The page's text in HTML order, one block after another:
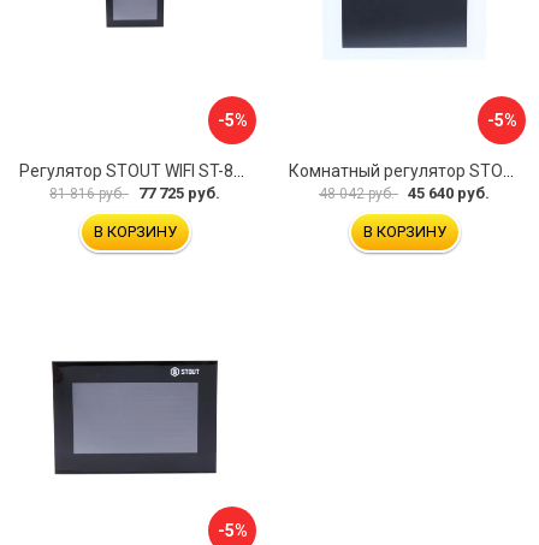
-5%
81 816 руб. 77 725 руб.
В КОРЗИНУ
-5%
48 042 руб. 45 640 руб.
В КОРЗИНУ
-5%